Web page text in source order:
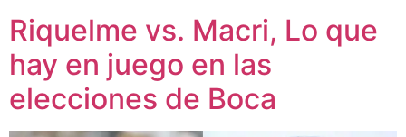
Riquelme vs. Macri, Lo que
hay en juego en las
elecciones de Boca